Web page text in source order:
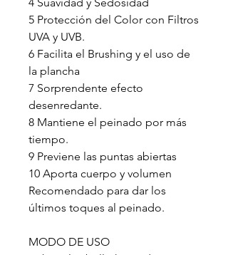
5 Protección del Color con Filtros
UVA y UVB.
6 Facilita el Brushing y el uso de
la plancha
7 Sorprendente efecto
desenredante.
8 Mantiene el peinado por más
tiempo.
9 Previene las puntas abiertas
10 Aporta cuerpo y volumen
Recomendado para dar los
últimos toques al peinado.
MODO DE USO